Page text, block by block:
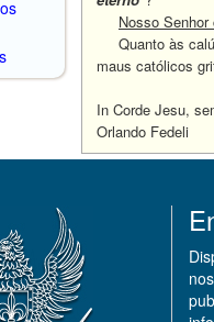
Nosso
Quanto às
maus católicos
In Corde Jesu,
Orlando Fedeli